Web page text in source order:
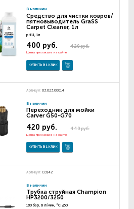
В наличии
Средство для чистки ковров/
пятновыводитель GraSS
Carpet Cleaner, 1л
pH11, 1л
420 руб.
400 руб.
Цена при заказе на сайте
КУПИТЬ В 1 КЛИК
Артикул: 03.023.00014
В наличии
Переходник для мойки
Carver G50-G70
440 руб.
420 руб.
Цена при заказе на сайте
КУПИТЬ В 1 КЛИК
Артикул: C8142
В наличии
Трубка струйная Champion
HP3200/3250
180 бар, 8 л/мин, °C ≤60